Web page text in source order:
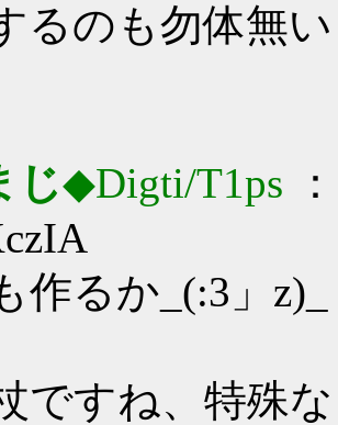
るのも勿体無い
じ◆Digti/T1ps
作るか_(:3」z)_
ですね、特殊な